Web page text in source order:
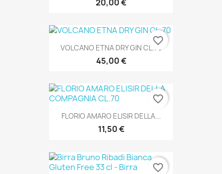
20,00 €
VOLCANO ETNA DRY GIN CL.70
45,00 €
favorite_border
FLORIO AMARO ELISIR DELLA...
11,50 €
favorite_border
favorite_border